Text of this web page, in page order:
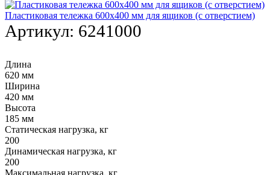
Пластиковая тележка 600х400 мм для ящиков (с отверстием)
Артикул: 6241000
Длина
620 мм
Ширина
420 мм
Высота
185 мм
Статическая нагрузка, кг
200
Динамическая нагрузка, кг
200